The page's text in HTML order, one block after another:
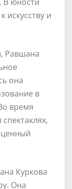
искусству и
Равшана
она
в
время
ценный
Куркова
Она